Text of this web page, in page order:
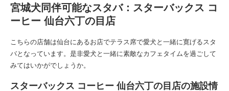
宮城犬同伴可能なスタバ：スターバックス コ
ーヒー 仙台六丁の目店
こちらの店舗は仙台にあるお店でテラス席で愛犬と一緒に寛げるスタ
バとなっています。是非愛犬と一緒に素敵なカフェタイムを過ごして
みてはいかがでしょうか。
スターバックス コーヒー 仙台六丁の目店の施設情